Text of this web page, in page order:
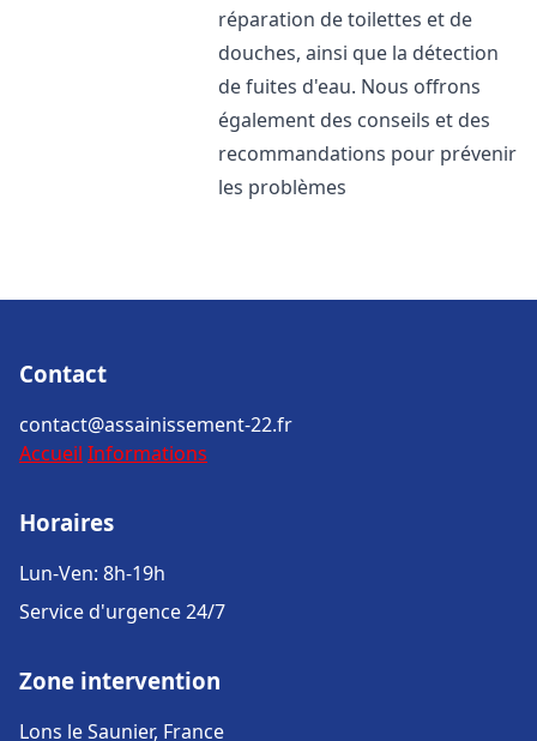
réparation de toilettes et de
douches, ainsi que la détection
de fuites d'eau. Nous offrons
également des conseils et des
recommandations pour prévenir
les problèmes
Contact
contact@assainissement-22.fr
Accueil Informations
Horaires
Lun-Ven: 8h-19h
Service d'urgence 24/7
Zone intervention
Lons le Saunier, France